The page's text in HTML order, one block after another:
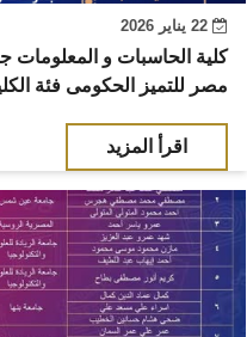
كلية الحاسبات و
مصر للتميز الحكومى فئة
اقرأ المزيد